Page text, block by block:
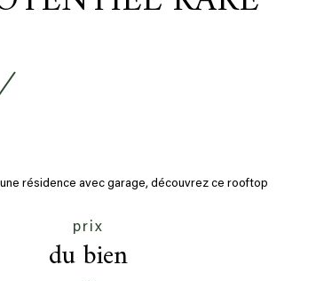
résidence avec garage, découvrez ce rooftop
prix
du bien